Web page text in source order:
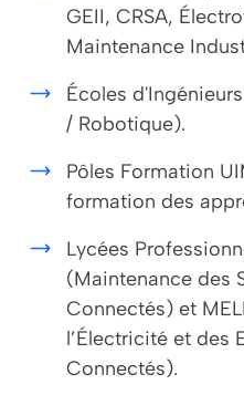
GEII, CRSA,
Maintenance
Écoles
/ Robotique).
Pôles Formation
formation des
Lycées
(Maintenance des
Connectés) et
l’Électricité et des
Connectés).